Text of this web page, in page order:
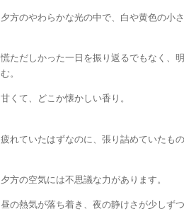
夕方のやわらかな光の中で、白や黄色の小
慌ただしかった一日を振り返るでもなく、
む。
甘くて、どこか懐かしい香り。
疲れていたはずなのに、張り詰めていたも
夕方の空気には不思議な力があります。
昼の熱気が落ち着き、夜の静けさが少しず